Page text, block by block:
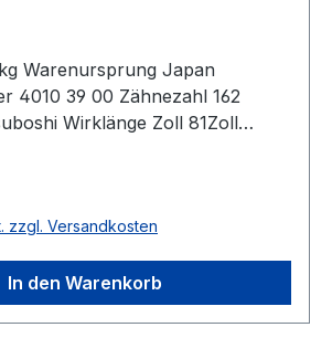
Warenursprung Japan
4010 39 00 Zähnezahl 162
Wirklänge Zoll 81Zoll
Zugstrang Glasfaser Norm
ja
zzgl. Versandkosten
In den Warenkorb